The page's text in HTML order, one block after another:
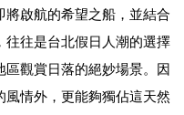
將啟航的希望之船，並結合
往往是台北假日人潮的選擇
觀賞日落的絕妙場景。因
情外，更能夠獨佔這天然